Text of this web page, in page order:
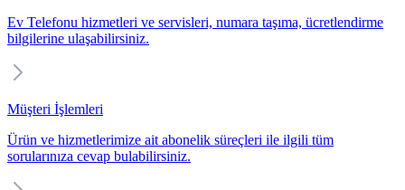
Ev Telefonu hizmetleri ve servisleri, numara taşıma, ücretlendirme
bilgilerine ulaşabilirsiniz.
Müşteri İşlemleri
Ürün ve hizmetlerimize ait abonelik süreçleri ile ilgili tüm
sorularınıza cevap bulabilirsiniz.